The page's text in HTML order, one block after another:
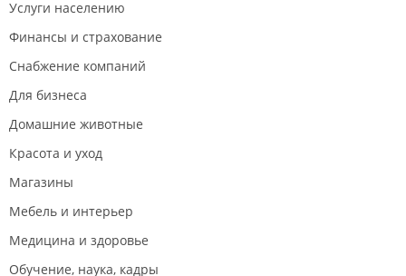
Услуги населению
Финансы и страхование
Снабжение компаний
Для бизнеса
Домашние животные
Красота и уход
Магазины
Мебель и интерьер
Медицина и здоровье
Обучение, наука, кадры